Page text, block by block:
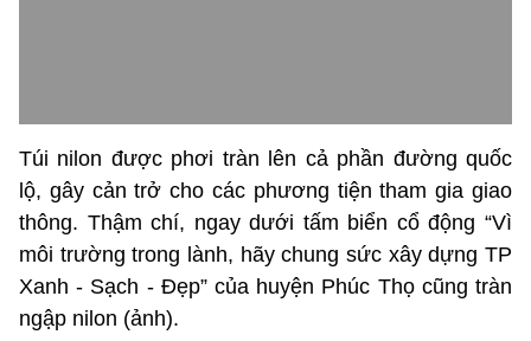
Túi nilon được phơi tràn lên cả phần đường quốc
lộ, gây cản trở cho các phương tiện tham gia giao
thông. Thậm chí, ngay dưới tấm biển cổ động “Vì
môi trường trong lành, hãy chung sức xây dựng TP
Xanh - Sạch - Đẹp” của huyện Phúc Thọ cũng tràn
ngập nilon (ảnh).